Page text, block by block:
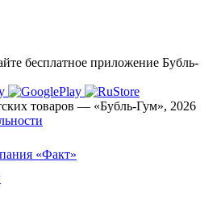
бесплатное приложение Бубль-
товаров — «Бубль-Гум», 2026
«Факт»